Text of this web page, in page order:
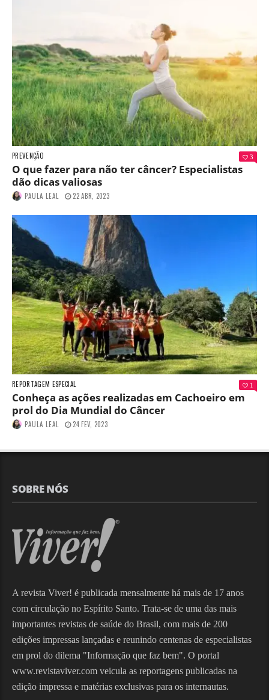
PREVENÇÃO 3
O que fazer para não ter câncer? Especialistas
dão dicas valiosas
PAULA LEAL 22 ABR, 2023
REPORTAGEM ESPECIAL 1
Conheça as ações realizadas em Cachoeiro em
prol do Dia Mundial do Câncer
PAULA LEAL 24 FEV, 2023
SOBRE NÓS
A revista Viver! é publicada mensalmente há mais de 17 anos
com circulação no Espírito Santo. Trata-se de uma das mais
importantes revistas de saúde do Brasil, com mais de 200
edições impressas lançadas e reunindo centenas de especialistas
em prol do dilema "Informação que faz bem". O portal
www.revistaviver.com veicula as reportagens publicadas na
edição impressa e matérias exclusivas para os internautas.